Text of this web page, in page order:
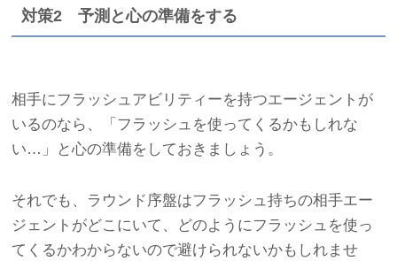
対策2 予測と心の準備をする
相手にフラッシュアビリティーを持つエージェントが
いるのなら、「フラッシュを使ってくるかもしれな
い…」と心の準備をしておきましょう。
それでも、ラウンド序盤はフラッシュ持ちの相手エー
ジェントがどこにいて、どのようにフラッシュを使っ
てくるかわからないので避けられないかもしれませ